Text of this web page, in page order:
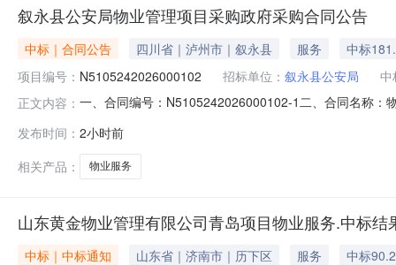
叙永县公安局物业管理项目采购政府采购合同公告
中标｜合同公告 四川省｜泸州市｜叙永县 服务
中标
项目编号： N5105242026000102 招标单位： 叙永县公安局
中
正文内容： 一、合同编号：N5105242026000102-1二、合同名称：
系方式：15508084867六、合同主要信息主要标的：序
发布时间： 2小时前
相关产品：
物业服务
山东黄金物业管理有限公司青岛项目物业服务.中标结
中标｜中标通知 山东省｜济南市｜历下区 服务
中标